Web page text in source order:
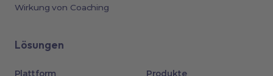
Wirkung von Coaching
Lösungen
Plattform
Produkte